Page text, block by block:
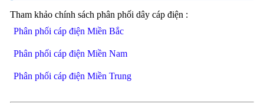
Tham khảo chính sách phân phối dây cáp điện :
Phân phối cáp điện Miền Bắc
Phân phối cáp điện Miền Nam
Phân phối cáp điện Miền Trung